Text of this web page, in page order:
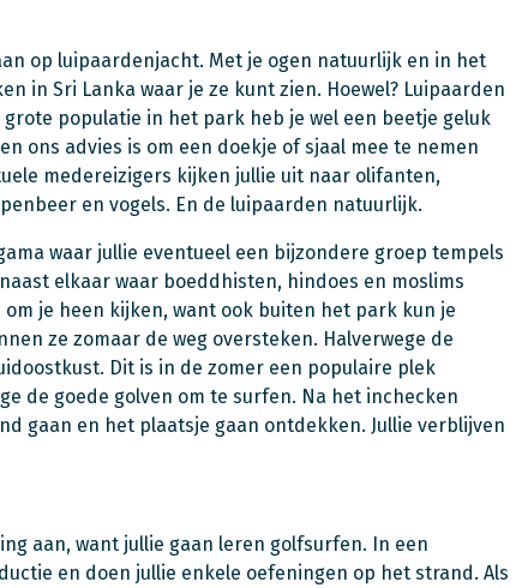
op luipaardenjacht. Met je ogen natuurlijk en in het
in Sri Lanka waar je ze kunt zien. Hoewel? Luipaarden
populatie in het park heb je wel een beetje geluk
ons advies is om een doekje of sjaal mee te nemen
medereizigers kijken jullie uit naar olifanten,
en vogels. En de luipaarden natuurlijk.
waar jullie eventueel een bijzondere groep tempels
elkaar waar boeddhisten, hindoes en moslims
je heen kijken, want ook buiten het park kun je
ze zomaar de weg oversteken. Halverwege de
Dit is in de zomer een populaire plek
de goede golven om te surfen. Na het inchecken
gaan en het plaatsje gaan ontdekken. Jullie verblijven
aan, want jullie gaan leren golfsurfen. In een
en doen jullie enkele oefeningen op het strand. Als